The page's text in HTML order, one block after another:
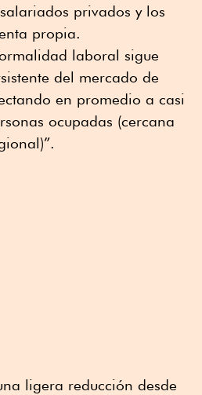
privados y los
propia.
laboral sigue
del mercado de
en promedio a casi
ocupadas (cercana
ligera reducción desde